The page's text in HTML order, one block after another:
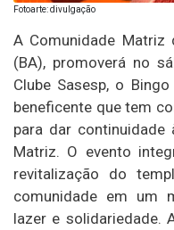
Fotoarte: divulgação
A Comunidade Matriz
(BA), promoverá no
Clube Sasesp, o
beneficente que tem
para dar
Matriz. O evento
revitalização do
comunidade em um
lazer e solidariedade.